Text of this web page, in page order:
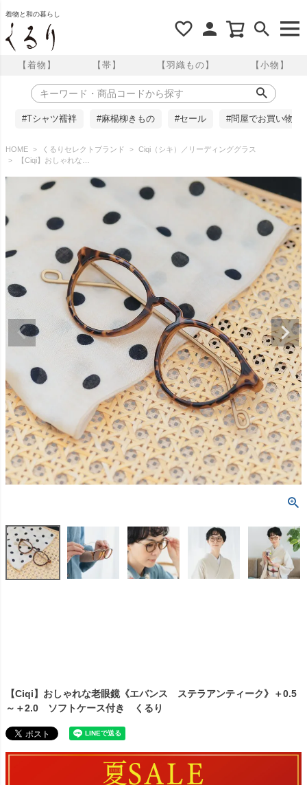
着物と和の暮らし
【着物】 【帯】 【羽織もの】 【小物】
#Tシャツ襦袢 #麻楊柳きもの #セール #問屋でお買い物
HOME くるりセレクトブランド
Ciqi（シキ）／リーディンググラス
【Ciqi】おしゃれな老眼鏡《エバンス ステラアンティーク》＋0.5～＋2.0 ソフトケース付き くるり
【Ciqi】おしゃれな老眼鏡《エバンス ステラアンティーク》＋0.5
～＋2.0 ソフトケース付き くるり